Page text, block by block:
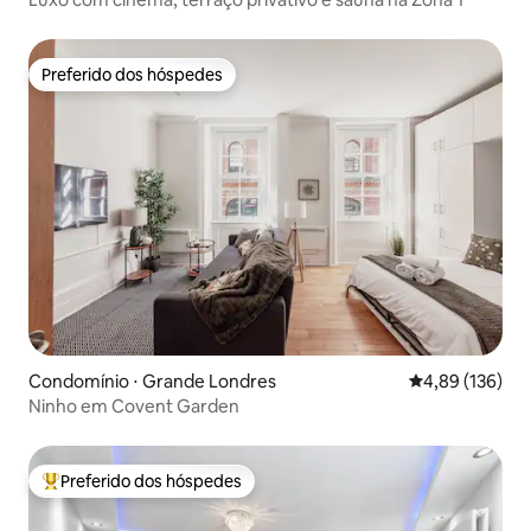
Preferido dos hóspedes
Preferido dos hóspedes
Condomínio ⋅ Grande Londres 4,89 de uma
4,89 (136)
Ninho em Covent Garden
Entre os melhores preferidos dos hóspedes
Preferido dos hóspedes